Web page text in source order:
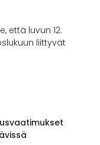
että luvun 12.
liittyvät